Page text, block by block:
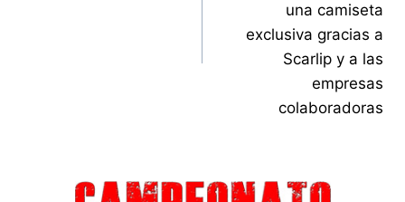
una camiseta
exclusiva gracias a
Scarlip y a las
empresas
colaboradoras